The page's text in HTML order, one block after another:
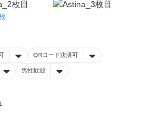
QRコード決済可
男性歓迎